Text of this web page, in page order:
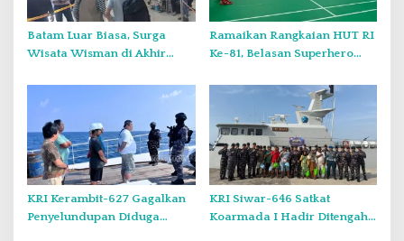
Batam Luar Biasa, Surga
Wisata Wisman di Akhir
Ramaikan Rangkaian HUT RI
Ke-81, Belasan Superhero
KRI Kerambit-627 Gagalkan
Penyelundupan Diduga
KRI Siwar-646 Satkat
Koarmada I Hadir Ditengah